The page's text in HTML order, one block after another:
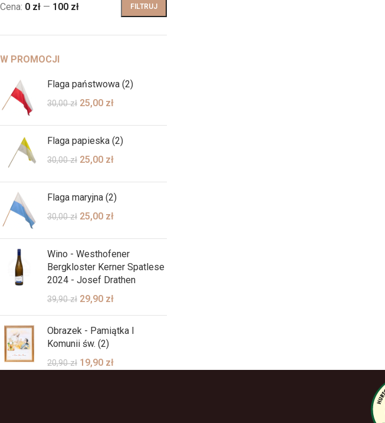
FILTRUJ
Cena: 0 zł — 100 zł
W PROMOCJI
Flaga państwowa (2)
30,00zł 25,00 zł
Flaga papieska (2)
30,00zł 25,00 zł
Flaga maryjna (2)
30,00zł 25,00 zł
Wino - Westhofener
Bergkloster Kerner Spatlese
2024 - Josef Drathen
39,90zł 29,90 zł
Obrazek - Pamiątka I
Komunii św. (2)
20,90zł 19,90 zł